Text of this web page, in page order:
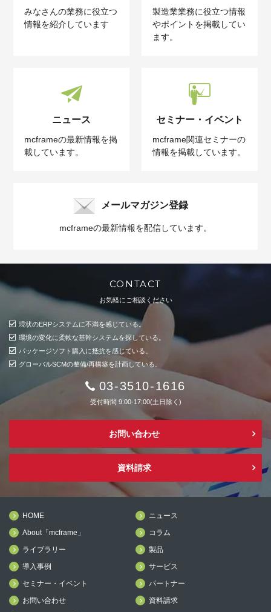
みなさんの業務に役立つ
情報を紹介しています
製造業業務に役立つ情報
やポイントを掲載してい
ます。
ニュース
mcframeの最新情報を掲
載しています。
セミナー・イベント
mcframe関連セミナーの
情報を掲載しています。
メールマガジン登録
mcframeの最新情報を配信しています。
CONTACT
お気軽にご相談ください
現状のERPシステムに不満を感じている。
環境の変化に柔軟な基幹システムを探している。
パッケージソフト購入に抵抗を感じている。
グローバルSCMの整備/再構築を計画している。
03-3510-1616
受付時間 9:00-17:00(土日除く)
お問い合わせ
資料請求
HOME
ニュース
About「mcframe」
コラム
ライブラリー
製品
導入事例
サービス
セミナー・イベント
パートナー
お問い合わせ
資料請求